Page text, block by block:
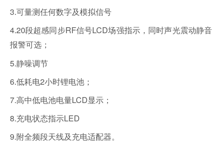
3.可量测任何数字及模拟信号
4.20段超感同步RF信号LCD场强指示，同时声光震动静音
报警可选；
5.静噪调节
6.低耗电2小时锂电池；
7.高中低电池电量LCD显示；
8.充电状态指示LED
9.附全频段天线及充电适配器。